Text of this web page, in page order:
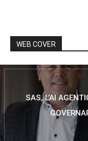
WEB COVER
SAS, L’AI